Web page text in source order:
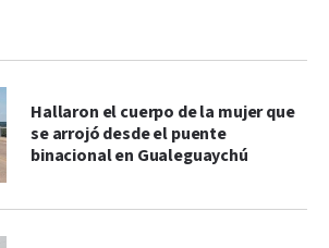
Hallaron el cuerpo de la mujer que
se arrojó desde el puente
binacional en Gualeguaychú